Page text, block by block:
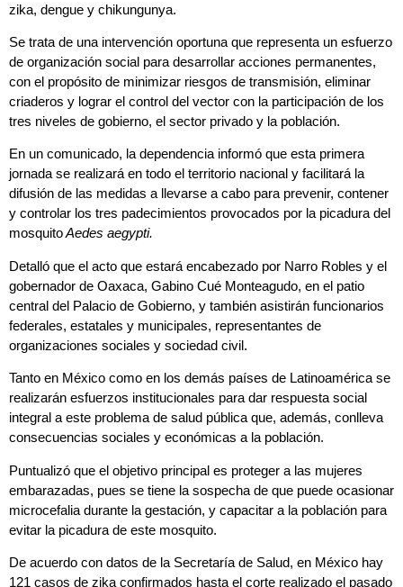
zika, dengue y chikungunya.
Se trata de una intervención oportuna que representa un esfuerzo
de organización social para desarrollar acciones permanentes,
con el propósito de minimizar riesgos de transmisión, eliminar
criaderos y lograr el control del vector con la participación de los
tres niveles de gobierno, el sector privado y la población.
En un comunicado, la dependencia informó que esta primera
jornada se realizará en todo el territorio nacional y facilitará la
difusión de las medidas a llevarse a cabo para prevenir, contener
y controlar los tres padecimientos provocados por la picadura del
mosquitoAedes aegypti.
Detalló que el acto que estará encabezado por Narro Robles y el
gobernador de Oaxaca, Gabino Cué Monteagudo, en el patio
central del Palacio de Gobierno, y también asistirán funcionarios
federales, estatales y municipales, representantes de
organizaciones sociales y sociedad civil.
Tanto en México como en los demás países de Latinoamérica se
realizarán esfuerzos institucionales para dar respuesta social
integral a este problema de salud pública que, además, conlleva
consecuencias sociales y económicas a la población.
Puntualizó que el objetivo principal es proteger a las mujeres
embarazadas, pues se tiene la sospecha de que puede ocasionar
microcefalia durante la gestación, y capacitar a la población para
evitar la picadura de este mosquito.
De acuerdo con datos de la Secretaría de Salud, en México hay
121 casos de zika confirmados hasta el corte realizado el pasado